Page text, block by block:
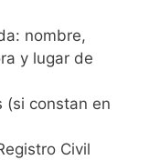
nombre,
y lugar de
(si constan en
Civil